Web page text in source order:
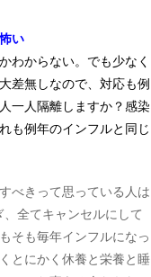
い
わからない。でも少なく
差無しなので、対応も例
一人隔離しますか？感染
も例年のインフルと同じ
べきって思っている人は
全てキャンセルにして
そも毎年インフルになっ
とにかく休養と栄養と睡